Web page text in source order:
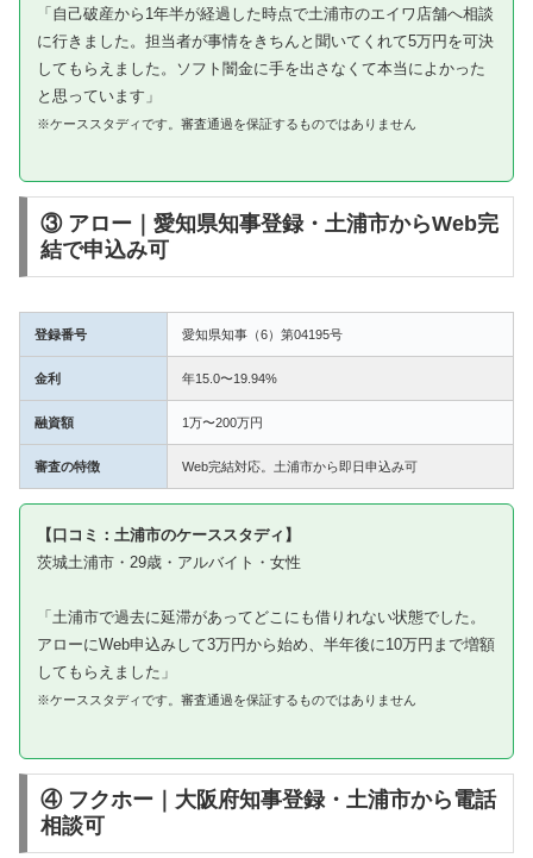
「自己破産から1年半が経過した時点で土浦市のエイワ店舗へ相談
に行きました。担当者が事情をきちんと聞いてくれて5万円を可決
してもらえました。ソフト闇金に手を出さなくて本当によかった
と思っています」
※ケーススタディです。審査通過を保証するものではありません
③ アロー｜愛知県知事登録・土浦市からWeb完
結で申込み可
登録番号 愛知県知事（6）第04195号
金利 年15.0〜19.94%
融資額 1万〜200万円
審査の特徴 Web完結対応。土浦市から即日申込み可
【口コミ：土浦市のケーススタディ】
茨城土浦市・29歳・アルバイト・女性
「土浦市で過去に延滞があってどこにも借りれない状態でした。
アローにWeb申込みして3万円から始め、半年後に10万円まで増額
してもらえました」
※ケーススタディです。審査通過を保証するものではありません
④ フクホー｜大阪府知事登録・土浦市から電話
相談可